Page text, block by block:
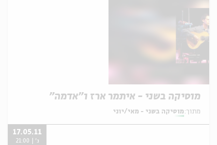
מוסיקה בשני - איתמר ארז ו"אדמה"
מתוך: מוסיקה בשני - מאי/יוני
17.05.11
ג' | 21:00